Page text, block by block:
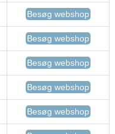
Besøg webshop
Besøg webshop
Besøg webshop
Besøg webshop
Besøg webshop